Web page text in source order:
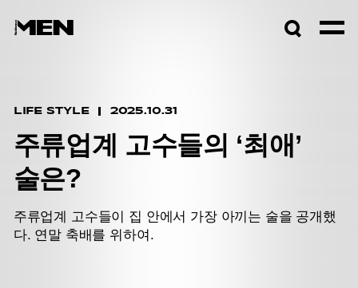
LIFE STYLE 2025.10.31
주류업계 고수들의 ‘최애’
술은?
주류업계 고수들이 집 안에서 가장 아끼는 술을 공개했
다. 연말 축배를 위하여.